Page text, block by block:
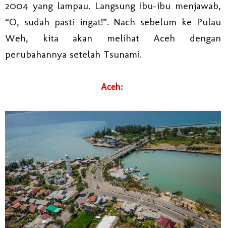
2004 yang lampau. Langsung ibu-ibu menjawab,
“O, sudah pasti ingat!”. Nach sebelum ke Pulau
Weh, kita akan melihat Aceh dengan
perubahannya setelah Tsunami.
Aceh: